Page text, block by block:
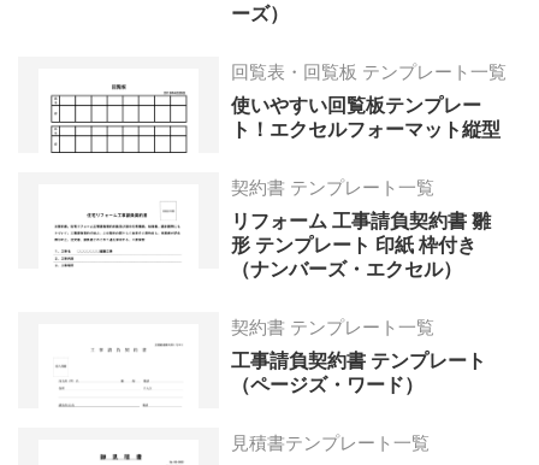
ーズ）
回覧表・回覧板 テンプレート一覧
使いやすい回覧板テンプレー
ト！エクセルフォーマット縦型
契約書 テンプレート一覧
リフォーム 工事請負契約書 雛
形 テンプレート 印紙 枠付き
（ナンバーズ・エクセル）
契約書 テンプレート一覧
工事請負契約書 テンプレート
（ページズ・ワード）
見積書テンプレート一覧